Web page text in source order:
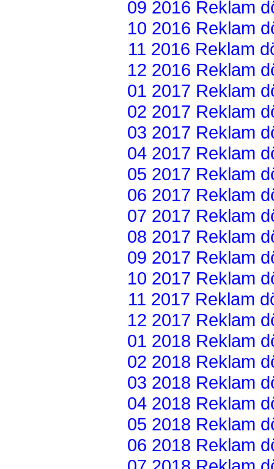
09 2016 Reklam
10 2016 Reklam
11 2016 Reklam
12 2016 Reklam
01 2017 Reklam
02 2017 Reklam
03 2017 Reklam
04 2017 Reklam
05 2017 Reklam
06 2017 Reklam
07 2017 Reklam
08 2017 Reklam
09 2017 Reklam
10 2017 Reklam
11 2017 Reklam
12 2017 Reklam
01 2018 Reklam
02 2018 Reklam
03 2018 Reklam
04 2018 Reklam
05 2018 Reklam
06 2018 Reklam